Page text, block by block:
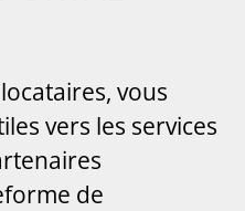
vous
vers les services
de